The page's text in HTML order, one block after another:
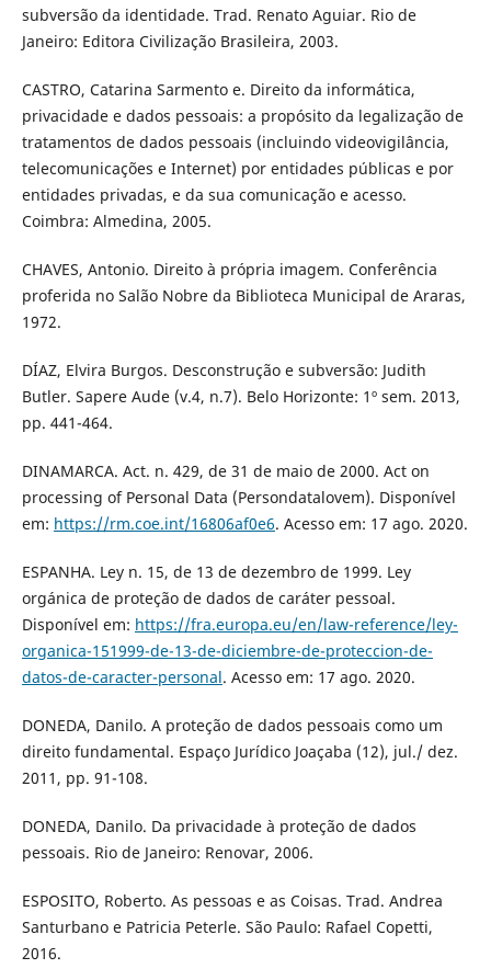
subversão da identidade. Trad. Renato Aguiar. Rio de
Janeiro: Editora Civilização Brasileira, 2003.
CASTRO, Catarina Sarmento e. Direito da informática,
privacidade e dados pessoais: a propósito da legalização de
tratamentos de dados pessoais (incluindo videovigilância,
telecomunicações e Internet) por entidades públicas e por
entidades privadas, e da sua comunicação e acesso.
Coimbra: Almedina, 2005.
CHAVES, Antonio. Direito à própria imagem. Conferência
proferida no Salão Nobre da Biblioteca Municipal de Araras,
1972.
DÍAZ, Elvira Burgos. Desconstrução e subversão: Judith
Butler. Sapere Aude (v.4, n.7). Belo Horizonte: 1º sem. 2013,
pp. 441-464.
DINAMARCA. Act. n. 429, de 31 de maio de 2000. Act on
processing of Personal Data (Persondatalovem). Disponível
em: https://rm.coe.int/16806af0e6. Acesso em: 17 ago. 2020.
ESPANHA. Ley n. 15, de 13 de dezembro de 1999. Ley
orgánica de proteção de dados de caráter pessoal.
Disponível em: https://fra.europa.eu/en/law-reference/ley-
organica-151999-de-13-de-diciembre-de-proteccion-de-
datos-de-caracter-personal. Acesso em: 17 ago. 2020.
DONEDA, Danilo. A proteção de dados pessoais como um
direito fundamental. Espaço Jurídico Joaçaba (12), jul./ dez.
2011, pp. 91-108.
DONEDA, Danilo. Da privacidade à proteção de dados
pessoais. Rio de Janeiro: Renovar, 2006.
ESPOSITO, Roberto. As pessoas e as Coisas. Trad. Andrea
Santurbano e Patricia Peterle. São Paulo: Rafael Copetti,
2016.